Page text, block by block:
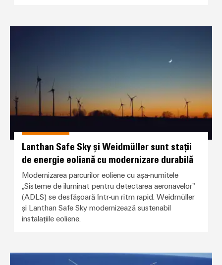
Lanthan Safe Sky și Weidmüller sunt stații
de energie eoliană cu modernizare durabilă
Modernizarea parcurilor eoliene cu așa-numitele
„Sisteme de iluminat pentru detectarea aeronavelor”
(ADLS) se desfășoară într-un ritm rapid. Weidmüller
și Lanthan Safe Sky modernizează sustenabil
instalațiile eoliene.
Stil de Caraibe pentru